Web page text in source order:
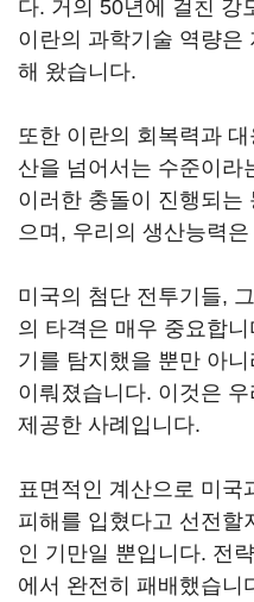
다. 거의 50년에 걸친 강
이란의 과학기술 역량은
해 왔습니다.
또한 이란의 회복력과
산을 넘어서는 수준이라
이러한 충돌이 진행되는
으며, 우리의 생산능력
미국의 첨단 전투기들,
의 타격은 매우 중요합
기를 탐지했을 뿐만 아
이뤄졌습니다. 이것은
제공한 사례입니다.
표면적인 계산으로 미국
피해를 입혔다고 선전할
인 기만일 뿐입니다. 전
에서 완전히 패배했습니